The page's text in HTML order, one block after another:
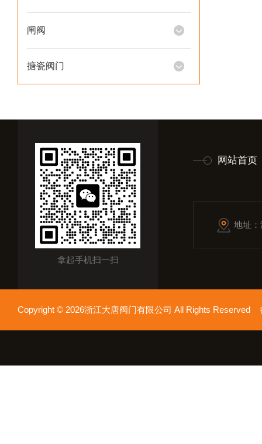
闸阀
搪瓷阀门
拿起手机扫一扫
网站首页
地址
Copyright © 2026浙江大唐阀门有限公司 All Rights Reserved